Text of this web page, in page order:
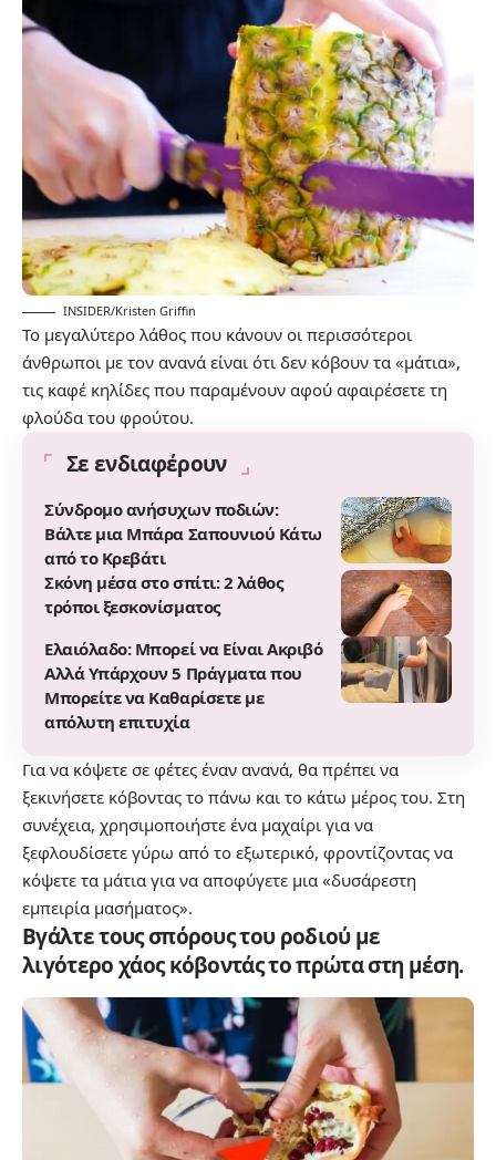
INSIDER/Kristen Griffin
Το μεγαλύτερο λάθος που κάνουν οι περισσότεροι
άνθρωποι με τον ανανά είναι ότι δεν κόβουν τα «μάτια»,
τις καφέ κηλίδες που παραμένουν αφού αφαιρέσετε τη
φλούδα του φρούτου.
Σε ενδιαφέρουν
Σύνδρομο ανήσυχων ποδιών:
Βάλτε μια Μπάρα Σαπουνιού Κάτω
από το Κρεβάτι
Σκόνη μέσα στο σπίτι: 2 λάθος
τρόποι ξεσκονίσματος
Ελαιόλαδο: Μπορεί να Είναι Ακριβό
Αλλά Υπάρχουν 5 Πράγματα που
Μπορείτε να Καθαρίσετε με
απόλυτη επιτυχία
Για να κόψετε σε φέτες έναν ανανά, θα πρέπει να
ξεκινήσετε κόβοντας το πάνω και το κάτω μέρος του. Στη
συνέχεια, χρησιμοποιήστε ένα μαχαίρι για να
ξεφλουδίσετε γύρω από το εξωτερικό, φροντίζοντας να
κόψετε τα μάτια για να αποφύγετε μια «δυσάρεστη
εμπειρία μασήματος».
Βγάλτε τους σπόρους του ροδιού με
λιγότερο χάος κόβοντάς το πρώτα στη μέση.